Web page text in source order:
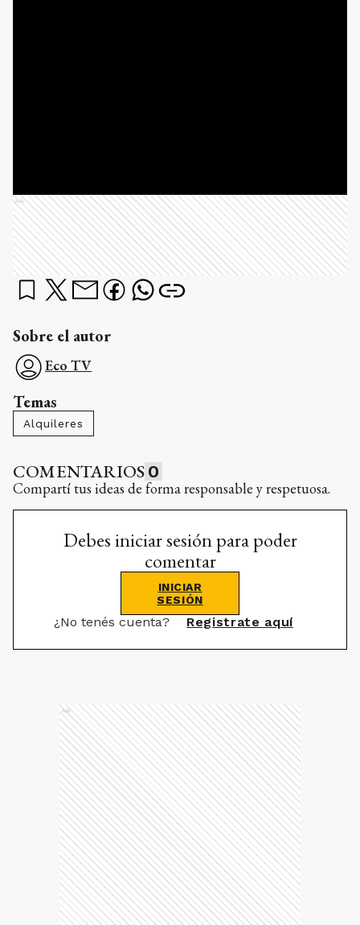
Ads
Sobre el autor
Eco TV
Temas
Alquileres
COMENTARIOS 0
Compartí tus ideas de forma responsable y respetuosa.
Debes iniciar sesión para poder
comentar
INICIAR
SESIÓN
¿No tenés cuenta? Registrate aquí
Ads